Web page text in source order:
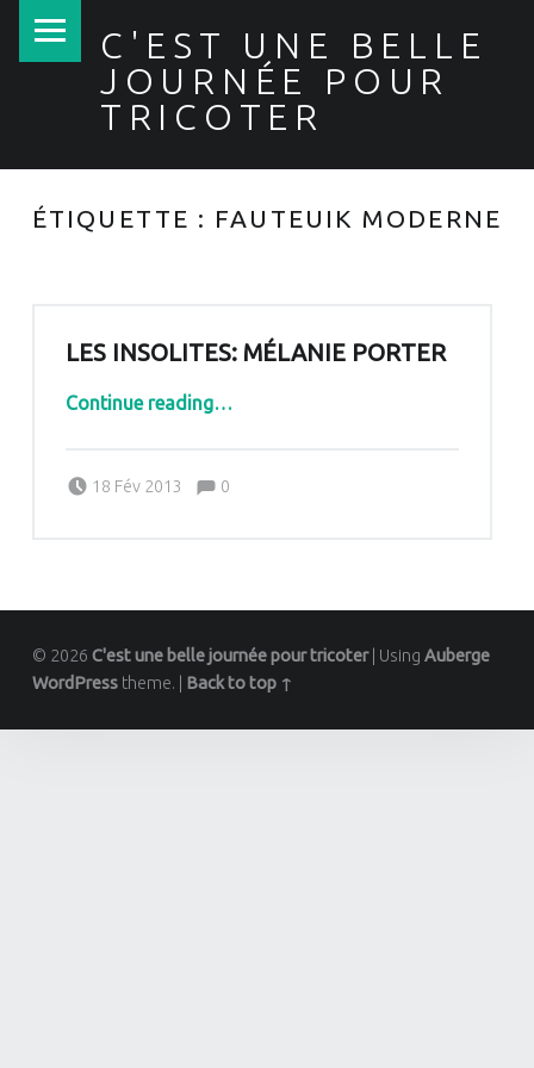
C'EST UNE BELLE
JOURNÉE POUR
TRICOTER
ÉTIQUETTE : FAUTEUIK MODERNE
LES INSOLITES: MÉLANIE PORTER
Continue reading…
18 Fév 2013
Pascale G&-BdC-WKF
Comments:0
© 2026 C'est une belle journée pour tricoter Using Auberge
WordPresstheme. Back to top ↑